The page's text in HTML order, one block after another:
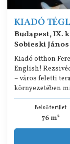
KIADÓ
Budapest, IX.
Sobieski
Kiadó otthon
English!
– város feletti
környezetében
Belső terület
76 m²